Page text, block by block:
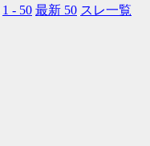
1 - 50 最新 50 スレ一覧